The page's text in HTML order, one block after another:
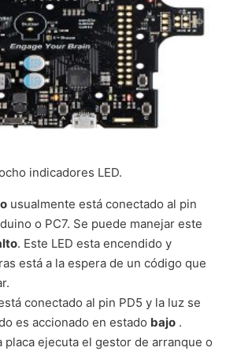
indicadores LED.
usualmente está conectado al pin
o PC7. Se puede manejar este
. Este LED esta encendido y
está a la espera de un código que
conectado al pin PD5 y la luz se
es accionado en estado bajo .
placa ejecuta el gestor de arranque o